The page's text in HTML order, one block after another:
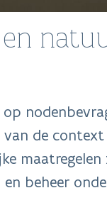
en
van de
beheer